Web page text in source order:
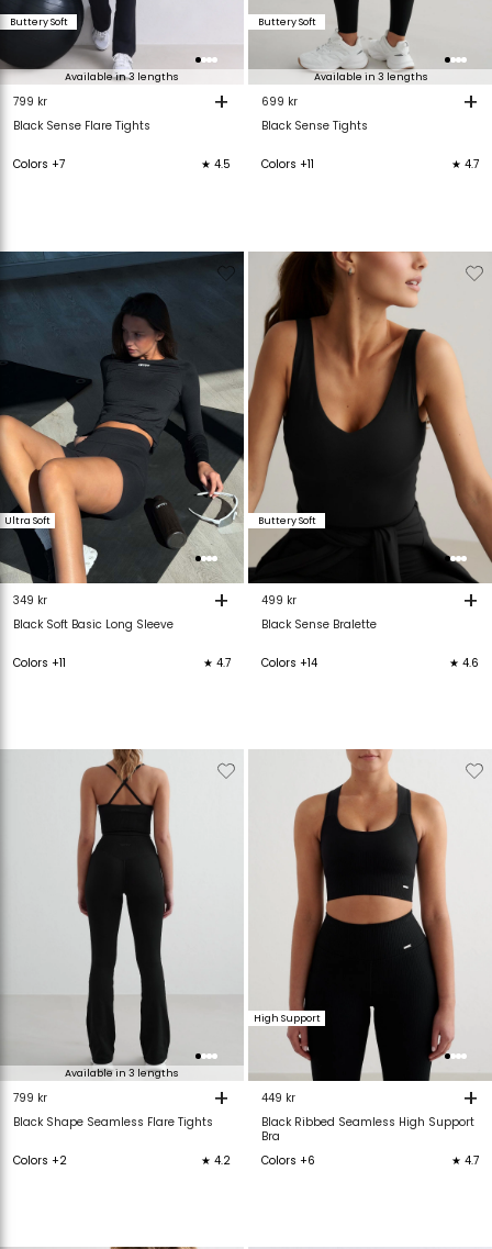
Buttery Soft
Available in 3 lengths
Black Sense Flare Tights
799 kr +
Colors +7 ★ 4.5
Buttery Soft
Available in 3 lengths
Black Sense Tights
699 kr +
Colors +11 ★ 4.7
Ultra Soft
Toevoegen
verlanglijstje
Verwijderen
verlanglijstje
Black Soft Basic Long Sleeve
349 kr +
Colors +11 ★ 4.7
Buttery Soft
Verwijderen
verlanglijstje
Black Sense Bralette
499 kr +
Colors +14 ★ 4.6
Available in 3 lengths
Toevoegen
verlanglijstje
Verwijderen
verlanglijstje
Black Shape Seamless Flare Tights
799 kr +
Colors +2 ★ 4.2
High Support
Verwijderen
verlanglijstje
Black Ribbed Seamless High Support
Bra
449 kr +
Colors +6 ★ 4.7